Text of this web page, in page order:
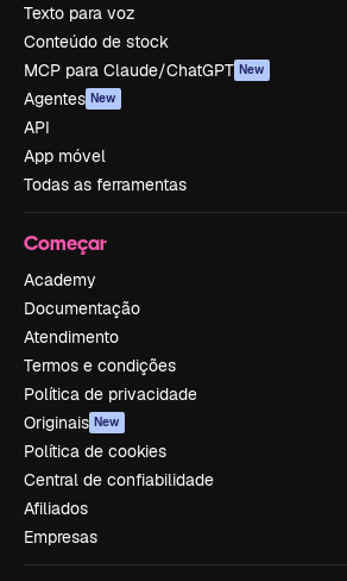
Texto para voz
Conteúdo de stock
MCP para Claude/ChatGPT New
Agentes New
API
App móvel
Todas as ferramentas
Começar
Academy
Documentação
Atendimento
Termos e condições
Política de privacidade
Originais New
Política de cookies
Central de confiabilidade
Afiliados
Empresas